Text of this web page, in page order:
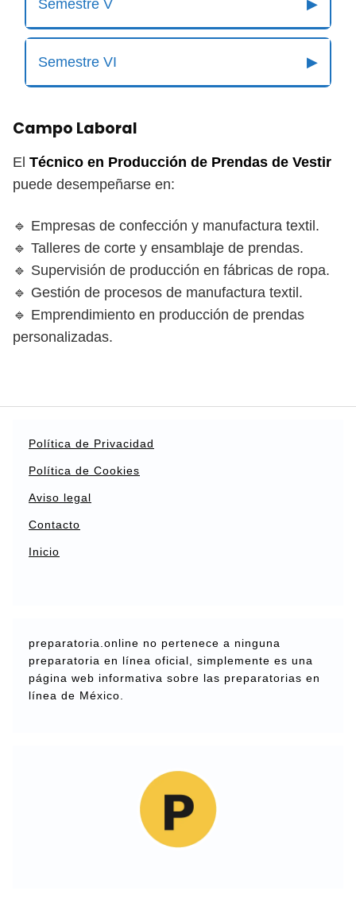
Semestre V ▶
Semestre VI ▶
Campo Laboral
El Técnico en Producción de Prendas de Vestir
puede desempeñarse en:
🔹 Empresas de confección y manufactura textil.
🔹 Talleres de corte y ensamblaje de prendas.
🔹 Supervisión de producción en fábricas de ropa.
🔹 Gestión de procesos de manufactura textil.
🔹 Emprendimiento en producción de prendas
personalizadas.
Política de Privacidad
Política de Cookies
Aviso legal
Contacto
Inicio
preparatoria.online no pertenece a ninguna
preparatoria en línea oficial, simplemente es una
página web informativa sobre las preparatorias en
línea de México.